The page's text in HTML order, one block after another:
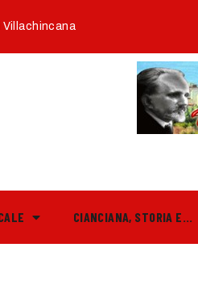
Villachincana
CIANCIANA, STORIA E…